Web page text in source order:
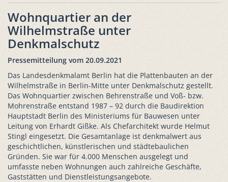
Wohnquartier an der
Wilhelmstraße unter
Denkmalschutz
Pressemitteilung vom 20.09.2021
Das Landesdenkmalamt Berlin hat die Plattenbauten an der
Wilhelmstraße in Berlin-Mitte unter Denkmalschutz gestellt.
Das Wohnquartier zwischen Behrenstraße und Voß- bzw.
Mohrenstraße entstand 1987 – 92 durch die Baudirektion
Hauptstadt Berlin des Ministeriums für Bauwesen unter
Leitung von Erhardt Gißke. Als Chefarchitekt wurde Helmut
Stingl eingesetzt. Die Gesamtanlage ist denkmalwert aus
geschichtlichen, künstlerischen und städtebaulichen
Gründen. Sie war für 4.000 Menschen ausgelegt und
umfasste neben Wohnungen auch zahlreiche Geschäfte,
Gaststätten und Dienstleistungsangebote.